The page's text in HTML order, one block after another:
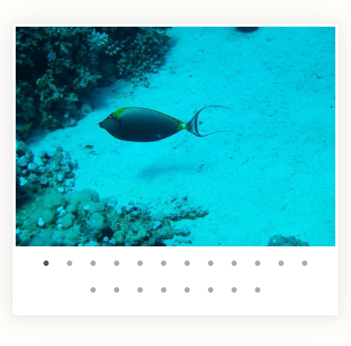
● ● ● ● ● ● ● ● ● ● ●
●
●
● ● ● ● ● ● ●